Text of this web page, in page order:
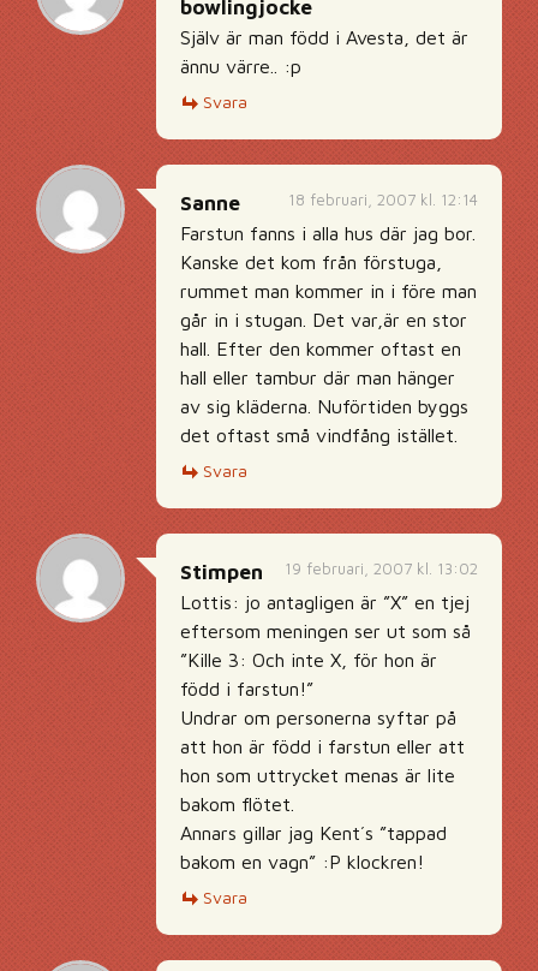
bowlingjocke
Själv är man född i Avesta, det är
ännu värre.. :p
Svara
18 februari, 2007 kl. 12:14
Sanne
Farstun fanns i alla hus där jag bor.
Kanske det kom från förstuga,
rummet man kommer in i före man
går in i stugan. Det var,är en stor
hall. Efter den kommer oftast en
hall eller tambur där man hänger
av sig kläderna. Nuförtiden byggs
det oftast små vindfång istället.
Svara
19 februari, 2007 kl. 13:02
Stimpen
Lottis: jo antagligen är ”X” en tjej
eftersom meningen ser ut som så
”Kille 3: Och inte X, för hon är
född i farstun!”
Undrar om personerna syftar på
att hon är född i farstun eller att
hon som uttrycket menas är lite
bakom flötet.
Annars gillar jag Kent´s ”tappad
bakom en vagn” :P klockren!
Svara